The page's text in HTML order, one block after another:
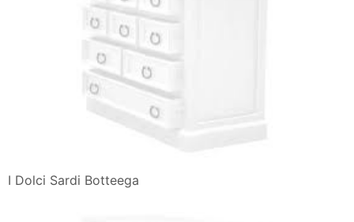
I Dolci Sardi Botteega